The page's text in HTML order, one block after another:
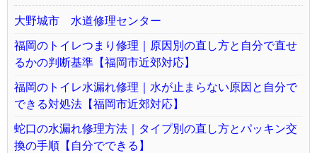
大野城市 水道修理センター
福岡のトイレつまり修理｜原因別の直し方と自分で直せ
るかの判断基準【福岡市近郊対応】
福岡のトイレ水漏れ修理｜水が止まらない原因と自分で
できる対処法【福岡市近郊対応】
蛇口の水漏れ修理方法｜タイプ別の直し方とパッキン交
換の手順【自分でできる】